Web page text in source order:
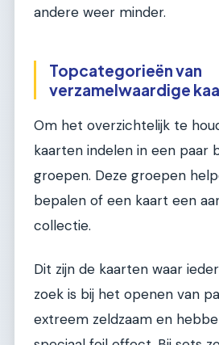
andere weer minder.
Topcategorieën van
verzamelwaardige
Om het overzichtelijk te
kaarten indelen in een paar
groepen. Deze groepen
bepalen of een kaart een
collectie.
Dit zijn de kaarten waar
zoek is bij het openen van
extreem zeldzaam en